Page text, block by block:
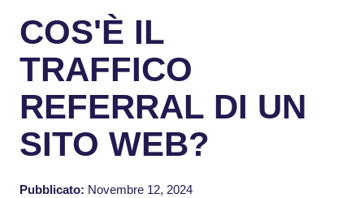
COS'È IL
TRAFFICO
REFERRAL DI UN
SITO WEB?
Pubblicato: Novembre 12, 2024